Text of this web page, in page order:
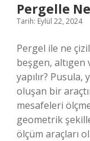
Pergelle
Tarih: Eylül 22, 2024
Pergel ile ne
beşgen, altıgen
yapılır?
oluşan bir
mesafeleri
geometrik
ölçüm araçları